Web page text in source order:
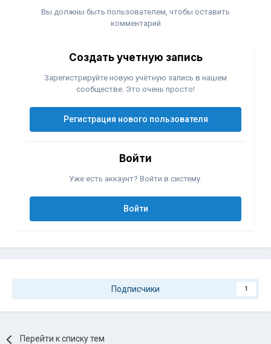
Вы должны быть пользователем, чтобы оставить
комментарий
Создать учетную запись
Зарегистрируйте новую учётную запись в нашем
сообществе. Это очень просто!
Регистрация нового пользователя
Войти
Уже есть аккаунт? Войти в систему.
Войти
Подписчики 1
Перейти к списку тем